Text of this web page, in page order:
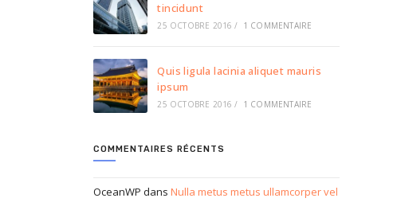
tincidunt
25 OCTOBRE 2016 / 1 COMMENTAIRE
Quis ligula lacinia aliquet mauris
ipsum
25 OCTOBRE 2016 / 1 COMMENTAIRE
COMMENTAIRES RÉCENTS
OceanWP dansNulla metus metus ullamcorper vel